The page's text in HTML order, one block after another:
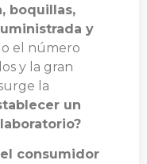
boquillas,
y
el número
y la gran
la
un
consumidor